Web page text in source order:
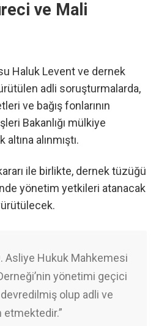
ve Mali
Haluk Levent ve dernek
adli soruşturmalarda,
ve bağış fonlarının
Bakanlığı mülkiye
alınmıştı.
ile birlikte, dernek tüzüğü
yönetim yetkileri atanacak
Asliye Hukuk Mahkemesi
yönetimi geçici
olup adli ve